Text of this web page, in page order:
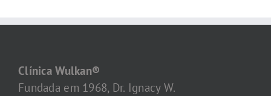
Clínica Wulkan®
Fundada em 1968, Dr. Ignacy W.